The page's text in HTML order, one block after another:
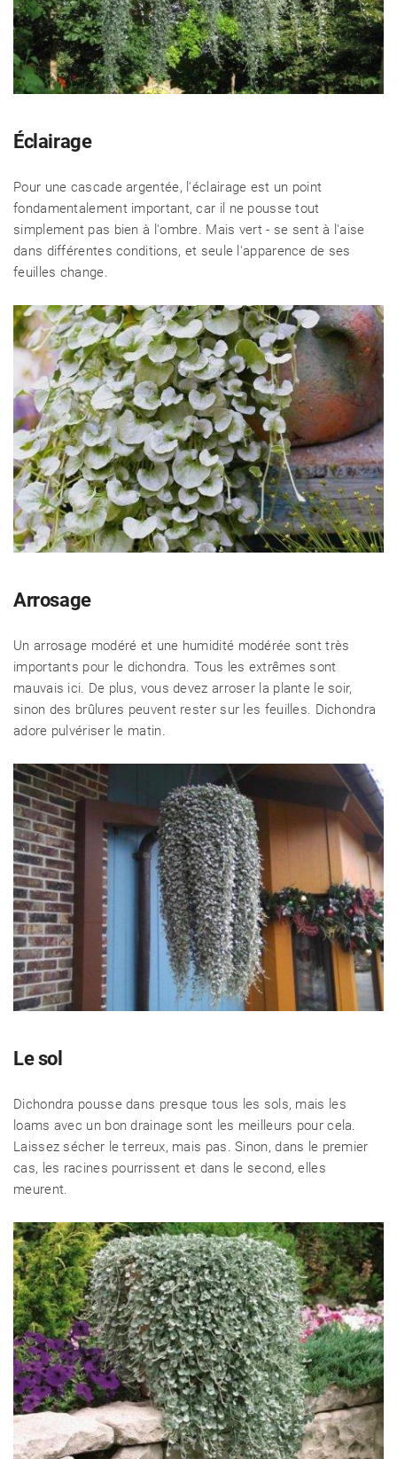
Éclairage
Pour une cascade argentée, l'éclairage est un point
fondamentalement important, car il ne pousse tout
simplement pas bien à l'ombre. Mais vert - se sent à l'aise
dans différentes conditions, et seule l'apparence de ses
feuilles change.
Arrosage
Un arrosage modéré et une humidité modérée sont très
importants pour le dichondra. Tous les extrêmes sont
mauvais ici. De plus, vous devez arroser la plante le soir,
sinon des brûlures peuvent rester sur les feuilles. Dichondra
adore pulvériser le matin.
Le sol
Dichondra pousse dans presque tous les sols, mais les
loams avec un bon drainage sont les meilleurs pour cela.
Laissez sécher le terreux, mais pas. Sinon, dans le premier
cas, les racines pourrissent et dans le second, elles
meurent.